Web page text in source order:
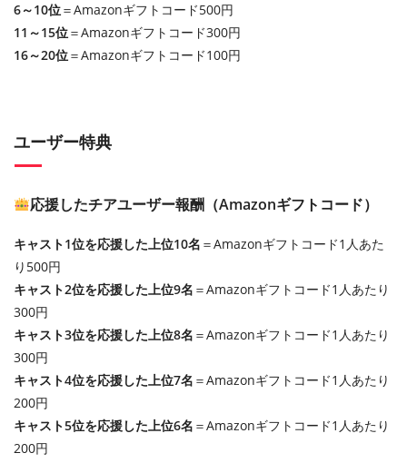
6～10位＝Amazonギフトコード500円
11～15位＝Amazonギフトコード300円
16～20位＝Amazonギフトコード100円
ユーザー特典
応援したチアユーザー報酬（Amazonギフトコード）
キャスト1位を応援した上位10名 ＝Amazonギフトコード1人あた
り500円
キャスト2位を応援した上位9名 ＝Amazonギフトコード1人あたり
300円
キャスト3位を応援した上位8名 ＝Amazonギフトコード1人あたり
300円
キャスト4位を応援した上位7名 ＝Amazonギフトコード1人あたり
200円
キャスト5位を応援した上位6名 ＝Amazonギフトコード1人あたり
200円